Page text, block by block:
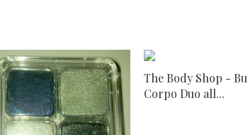
The Body Shop -
Corpo Duo all...